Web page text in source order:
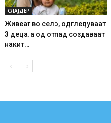
СЛАЈДЕР
Живеат во село, одгледуваат
3 деца, а од отпад создаваат
накит...